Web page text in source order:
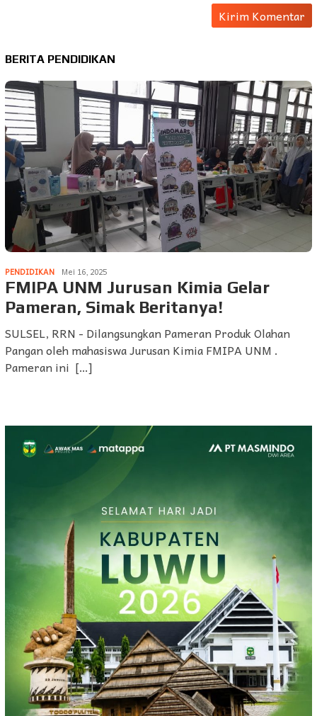
BERITA PENDIDIKAN
PENDIDIKAN Mei 16, 2025
FMIPA UNM Jurusan Kimia Gelar
Pameran, Simak Beritanya!
SULSEL, RRN - Dilangsungkan Pameran Produk Olahan
Pangan oleh mahasiswa Jurusan Kimia FMIPA UNM .
Pameran ini […]